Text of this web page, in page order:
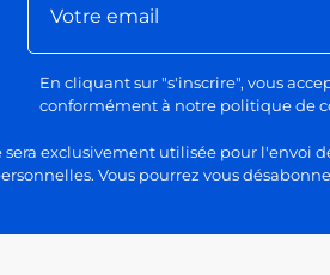
En cliquant sur "s'inscrire", vous
conformément à notre politique de
sera exclusivement utilisée pour
Vous pourrez vous